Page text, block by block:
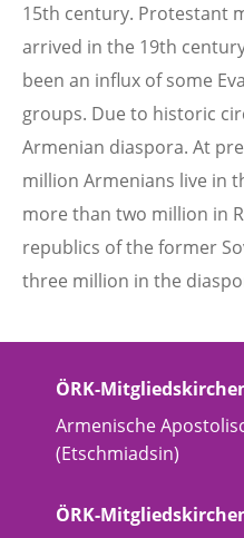
15th century. Protestant
arrived in the 19th
been an influx of some
groups. Due to historic
Armenian diaspora. At
million Armenians live in
more than two million in
republics of the former
three million in the
ÖRK-
Armenische
(Etschmiadsin)
ÖRK-